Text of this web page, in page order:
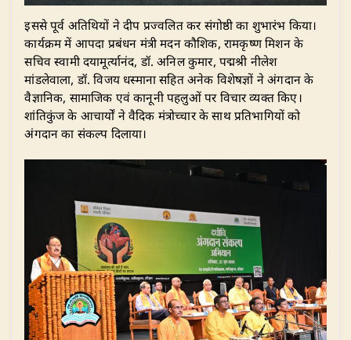
​इससे पूर्व अतिथियों ने दीप प्रज्वलित कर संगोष्ठी का शुभारंभ किया।
कार्यक्रम में आपदा प्रबंधन मंत्री मदन कौशिक, रामकृष्ण मिशन के
सचिव स्वामी दयामूर्त्यानंद, डॉ. अनिल कुमार, पद्मश्री नीलेश
मांडलेवाला, डॉ. विजय धस्माना सहित अनेक विशेषज्ञों ने अंगदान के
वैज्ञानिक, सामाजिक एवं कानूनी पहलुओं पर विचार व्यक्त किए।
शांतिकुंज के आचार्यों ने वैदिक मंत्रोच्चार के साथ प्रतिभागियों को
अंगदान का संकल्प दिलाया।